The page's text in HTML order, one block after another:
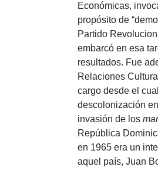
Económicas,
propósito de
Partido
embarcó en esa
resultados. Fue
Relaciones
cargo desde el
descolonización
invasión de los
República
en 1965 era un
aquel país, Juan